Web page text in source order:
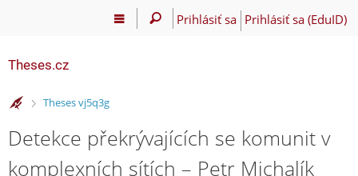
Prihlásiť sa Prihlásiť sa (EduID)
Theses.cz
>
Theses vj5q3g
Detekce překrývajících se komunit v
komplexních sítích – Petr Michalík